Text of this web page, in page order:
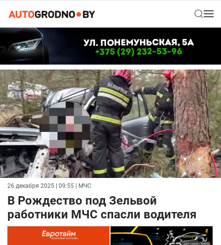
26 декабря 2025 | 09:55 | МЧС
В Рождество под Зельвой
работники МЧС спасли водителя